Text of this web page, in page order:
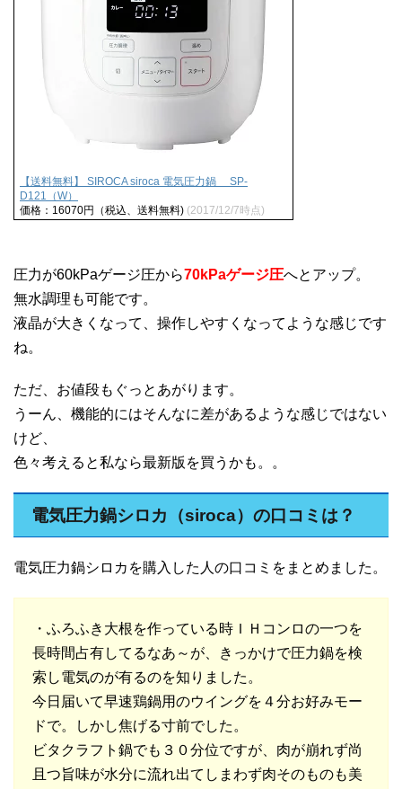
【送料無料】 SIROCA siroca 電気圧力鍋 SP-
D121（W）
価格：16070円（税込、送料無料) (2017/12/7時点)
圧力が60kPaゲージ圧から70kPaゲージ圧へとアップ。
無水調理も可能です。
液晶が大きくなって、操作しやすくなってような感じです
ね。
ただ、お値段もぐっとあがります。
うーん、機能的にはそんなに差があるような感じではない
けど、
色々考えると私なら最新版を買うかも。。
電気圧力鍋シロカ（siroca）の口コミは？
電気圧力鍋シロカを購入した人の口コミをまとめました。
・ふろふき大根を作っている時ＩＨコンロの一つを
長時間占有してるなあ～が、きっかけで圧力鍋を検
索し電気のが有るのを知りました。
今日届いて早速鶏鍋用のウイングを４分お好みモー
ドで。しかし焦げる寸前でした。
ビタクラフト鍋でも３０分位ですが、肉が崩れず尚
且つ旨味が水分に流れ出てしまわず肉そのものも美